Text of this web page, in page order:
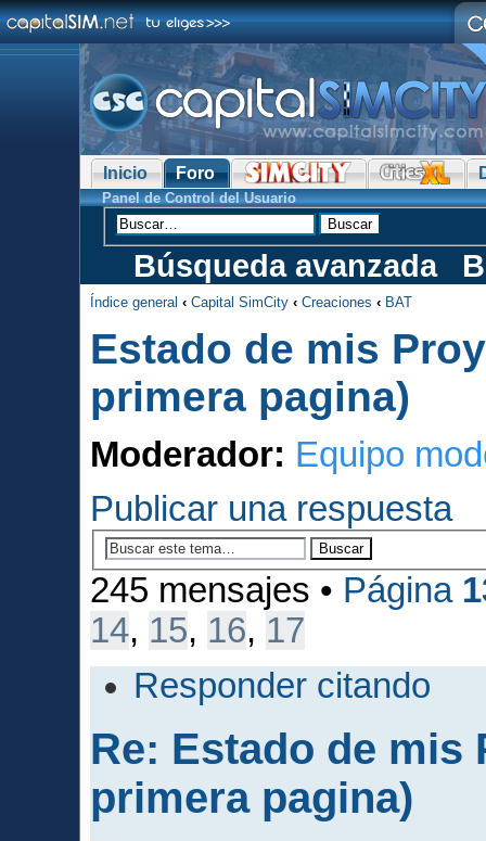
Inicio Foro
Panel de Control del Usuario
Búsqueda avanzada
Índice general ‹ Capital SimCity ‹ Creaciones ‹ BAT
Estado de mis
primera pagina)
Moderador: Equipo
Publicar una respuesta
245 mensajes • Página
14, 15, 16, 17
Responder citando
Re: Estado de mis
primera pagina)